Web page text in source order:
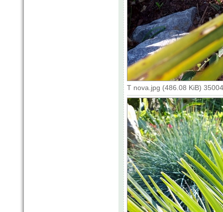
T nova.jpg (486.08 KiB)